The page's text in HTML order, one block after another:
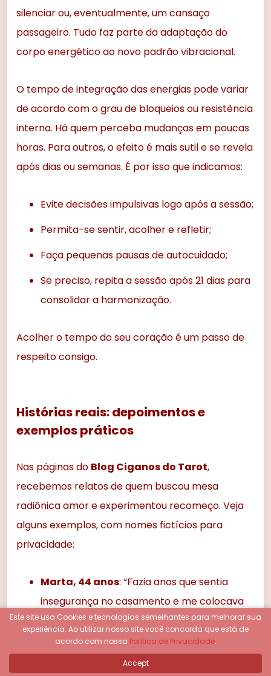
silenciar ou, eventualmente, um cansaço
passageiro. Tudo faz parte da adaptação do
corpo energético ao novo padrão vibracional.
O tempo de integração das energias pode variar
de acordo com o grau de bloqueios ou resistência
interna. Há quem perceba mudanças em poucas
horas. Para outros, o efeito é mais sutil e se revela
após dias ou semanas. É por isso que indicamos:
Evite decisões impulsivas logo após a sessão;
Permita-se sentir, acolher e refletir;
Faça pequenas pausas de autocuidado;
Se preciso, repita a sessão após 21 dias para
consolidar a harmonização.
Acolher o tempo do seu coração é um passo de
respeito consigo.
Histórias reais: depoimentos e
exemplos práticos
Nas páginas do Blog Ciganos do Tarot,
recebemos relatos de quem buscou mesa
radiônica amor e experimentou recomeço. Veja
alguns exemplos, com nomes fictícios para
privacidade:
Marta, 44 anos: “Fazia anos que sentia
insegurança no casamento e me colocava
sempre em segundo plano. Após a sessão,
veio um desejo forte de cuidar de mim. O
diálogo em casa melhorou, meu marido
Este site usa Cookies e tecnologias semelhantes para melhorar sua
experiência. Ao utilizar nosso site você concorda que está de
acordo com nossa Política de Privacidade.
Accept